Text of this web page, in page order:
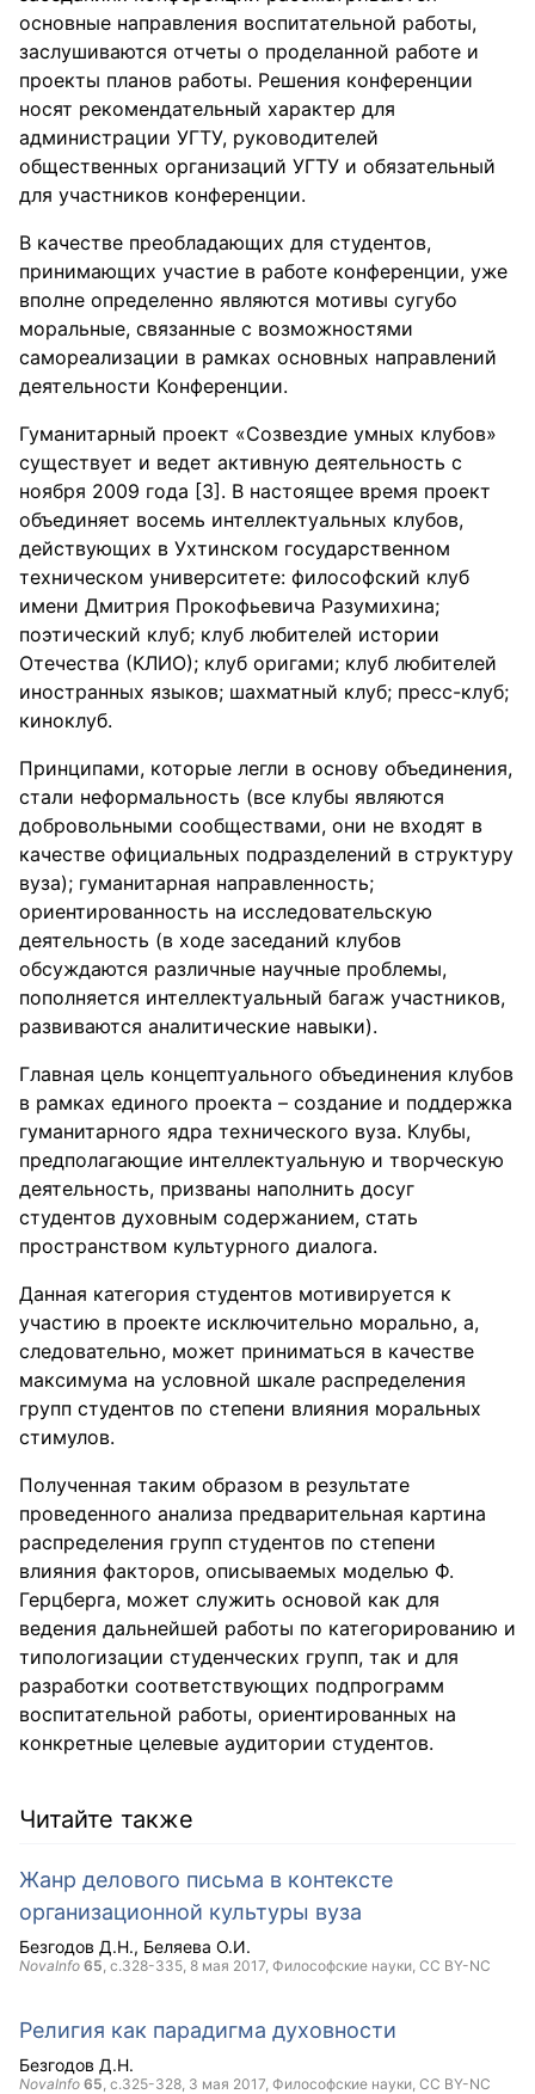
основные направления воспитательной работы,
заслушиваются отчеты о проделанной работе и
проекты планов работы. Решения конференции
носят рекомендательный характер для
администрации УГТУ, руководителей
общественных организаций УГТУ и обязательный
для участников конференции.
В качестве преобладающих для студентов,
принимающих участие в работе конференции, уже
вполне определенно являются мотивы сугубо
моральные, связанные с возможностями
самореализации в рамках основных направлений
деятельности Конференции.
Гуманитарный проект «Созвездие умных клубов»
существует и ведет активную деятельность с
ноября 2009 года [3]. В настоящее время проект
объединяет восемь интеллектуальных клубов,
действующих в Ухтинском государственном
техническом университете: философский клуб
имени Дмитрия Прокофьевича Разумихина;
поэтический клуб; клуб любителей истории
Отечества (КЛИО); клуб оригами; клуб любителей
иностранных языков; шахматный клуб; пресс-клуб;
киноклуб.
Принципами, которые легли в основу объединения,
стали неформальность (все клубы являются
добровольными сообществами, они не входят в
качестве официальных подразделений в структуру
вуза); гуманитарная направленность;
ориентированность на исследовательскую
деятельность (в ходе заседаний клубов
обсуждаются различные научные проблемы,
пополняется интеллектуальный багаж участников,
развиваются аналитические навыки).
Главная цель концептуального объединения клубов
в рамках единого проекта – создание и поддержка
гуманитарного ядра технического вуза. Клубы,
предполагающие интеллектуальную и творческую
деятельность, призваны наполнить досуг
студентов духовным содержанием, стать
пространством культурного диалога.
Данная категория студентов мотивируется к
участию в проекте исключительно морально, а,
следовательно, может приниматься в качестве
максимума на условной шкале распределения
групп студентов по степени влияния моральных
стимулов.
Полученная таким образом в результате
проведенного анализа предварительная картина
распределения групп студентов по степени
влияния факторов, описываемых моделью Ф.
Герцберга, может служить основой как для
ведения дальнейшей работы по категорированию и
типологизации студенческих групп, так и для
разработки соответствующих подпрограмм
воспитательной работы, ориентированных на
конкретные целевые аудитории студентов.
Читайте также
Жанр делового письма в контексте
организационной культуры вуза
Безгодов Д.Н. Беляева О.И.
NovaInfo 65, с.328-335, 8 мая 2017, Философские науки, CC BY-NC
Религия как парадигма духовности
Безгодов Д.Н.
NovaInfo 65, с.325-328, 3 мая 2017, Философские науки, CC BY-NC